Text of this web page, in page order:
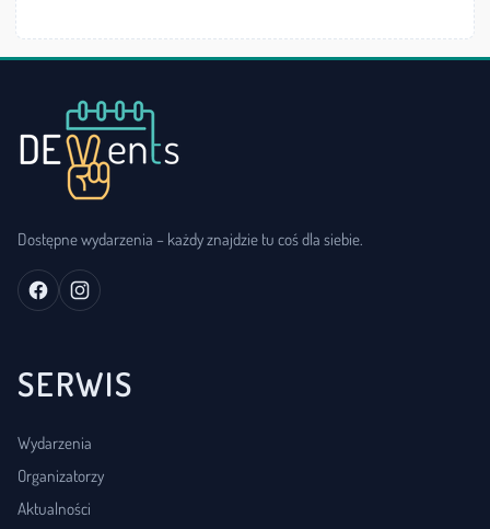
Dostępne wydarzenia – każdy znajdzie tu coś dla siebie.
SERWIS
Wydarzenia
Organizatorzy
Aktualności